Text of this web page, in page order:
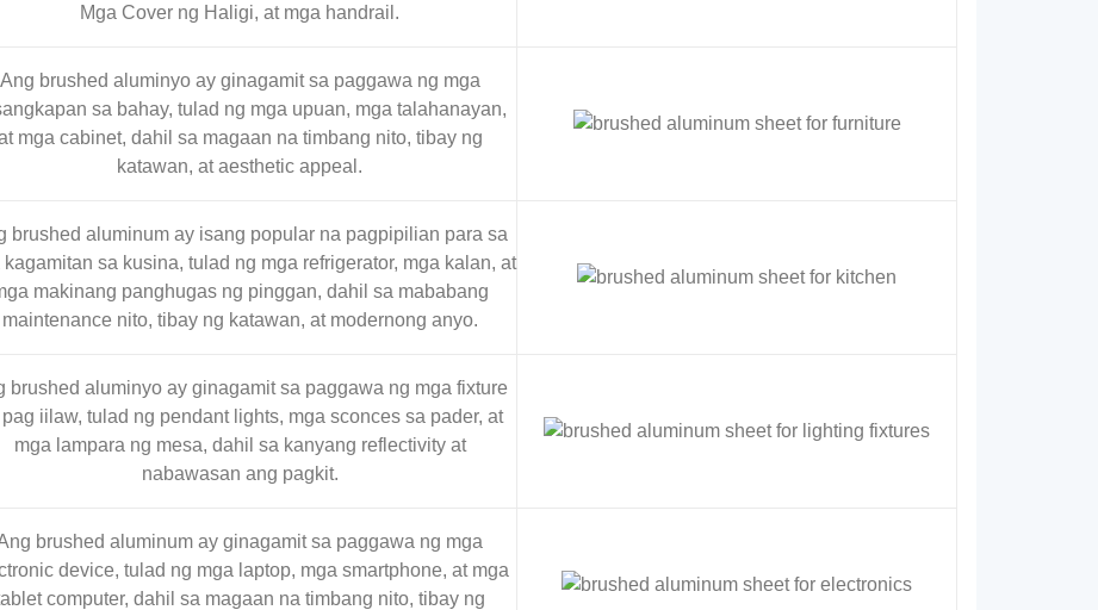
Mga Cover ng Haligi, at mga handrail.
Ang brushed aluminyo ay ginagamit sa paggawa ng mga
sa bahay, tulad ng mga upuan, mga talahanayan,
mga cabinet, dahil sa magaan na timbang nito, tibay ng
katawan, at aesthetic appeal.
brushed aluminum ay isang popular na pagpipilian para sa
kagamitan sa kusina, tulad ng mga refrigerator, mga kalan, at
makinang panghugas ng pinggan, dahil sa mababang
maintenance nito, tibay ng katawan, at modernong anyo.
brushed aluminyo ay ginagamit sa paggawa ng mga fixture
pag iilaw, tulad ng pendant lights, mga sconces sa pader, at
mga lampara ng mesa, dahil sa kanyang reflectivity at
nabawasan ang pagkit.
brushed aluminum ay ginagamit sa paggawa ng mga
device, tulad ng mga laptop, mga smartphone, at mga
computer, dahil sa magaan na timbang nito, tibay ng